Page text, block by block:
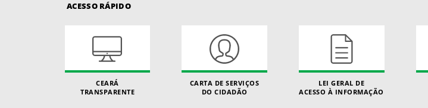
ACESSO RÁPIDO
CEARÁ
TRANSPARENTE
CARTA DE SERVIÇOS
DO CIDADÃO
LEI GERAL DE
ACESSO À INFORMAÇÃO